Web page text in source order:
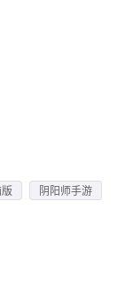
阴阳师手游